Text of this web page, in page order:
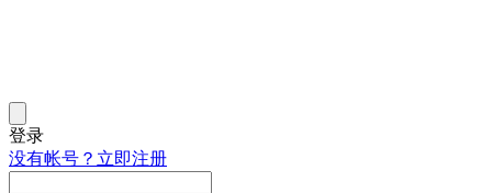
登录
没有帐号？立即注册